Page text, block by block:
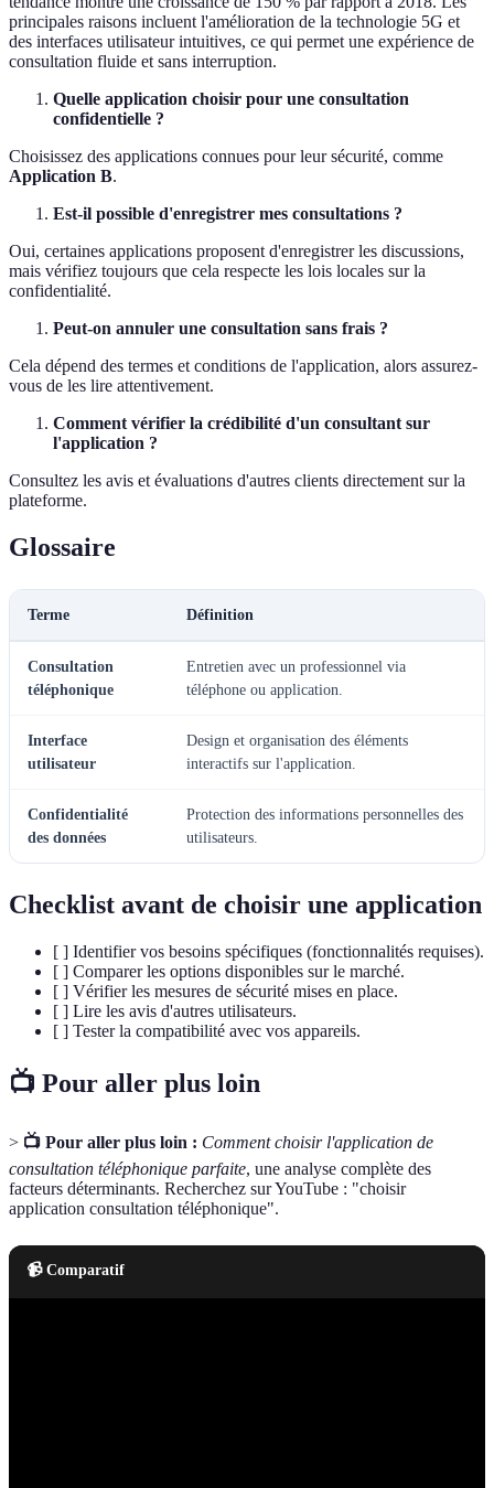
principales raisons incluent l'amélioration de la technologie 5G et
des interfaces utilisateur intuitives, ce qui permet une expérience de
consultation fluide et sans interruption.
Quelle application choisir pour une consultation
confidentielle ?
Choisissez des applications connues pour leur sécurité, comme
Application B.
Est-il possible d'enregistrer mes consultations ?
Oui, certaines applications proposent d'enregistrer les discussions,
mais vérifiez toujours que cela respecte les lois locales sur la
confidentialité.
Peut-on annuler une consultation sans frais ?
Cela dépend des termes et conditions de l'application, alors assurez-
vous de les lire attentivement.
Comment vérifier la crédibilité d'un consultant sur
l'application ?
Consultez les avis et évaluations d'autres clients directement sur la
plateforme.
Glossaire
Terme Définition
Consultation
téléphonique
Entretien avec un professionnel via
téléphone ou application.
Interface
utilisateur
Design et organisation des éléments
interactifs sur l'application.
Confidentialité
des données
Protection des informations personnelles des
utilisateurs.
Checklist avant de choisir une application
[ ] Identifier vos besoins spécifiques (fonctionnalités requises).
[ ] Comparer les options disponibles sur le marché.
[ ] Vérifier les mesures de sécurité mises en place.
[ ] Lire les avis d'autres utilisateurs.
[ ] Tester la compatibilité avec vos appareils.
📺 Pour aller plus loin
> 📺 Pour aller plus loin : Comment choisir l'application de
consultation téléphonique parfaite, une analyse complète des
facteurs déterminants. Recherchez sur YouTube : "choisir
application consultation téléphonique".
📹 Comparatif